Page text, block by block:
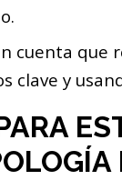
cuenta que
clave y